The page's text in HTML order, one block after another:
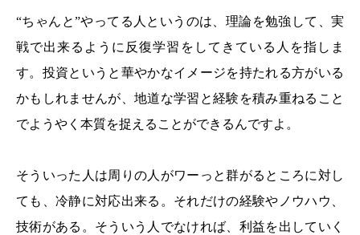
“ちゃんと”やってる人というのは、理論を勉強して、実
戦で出来るように反復学習をしてきている人を指しま
す。投資というと華やかなイメージを持たれる方がいる
かもしれませんが、地道な学習と経験を積み重ねること
でようやく本質を捉えることができるんですよ。
そういった人は周りの人がワーっと群がるところに対し
ても、冷静に対応出来る。それだけの経験やノウハウ、
技術がある。そういう人でなければ、利益を出していく